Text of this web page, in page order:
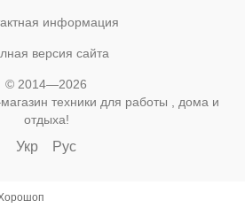
информация
версия сайта
© 2014—2026
техники для работы , дома и
отдыха!
Укр Рус